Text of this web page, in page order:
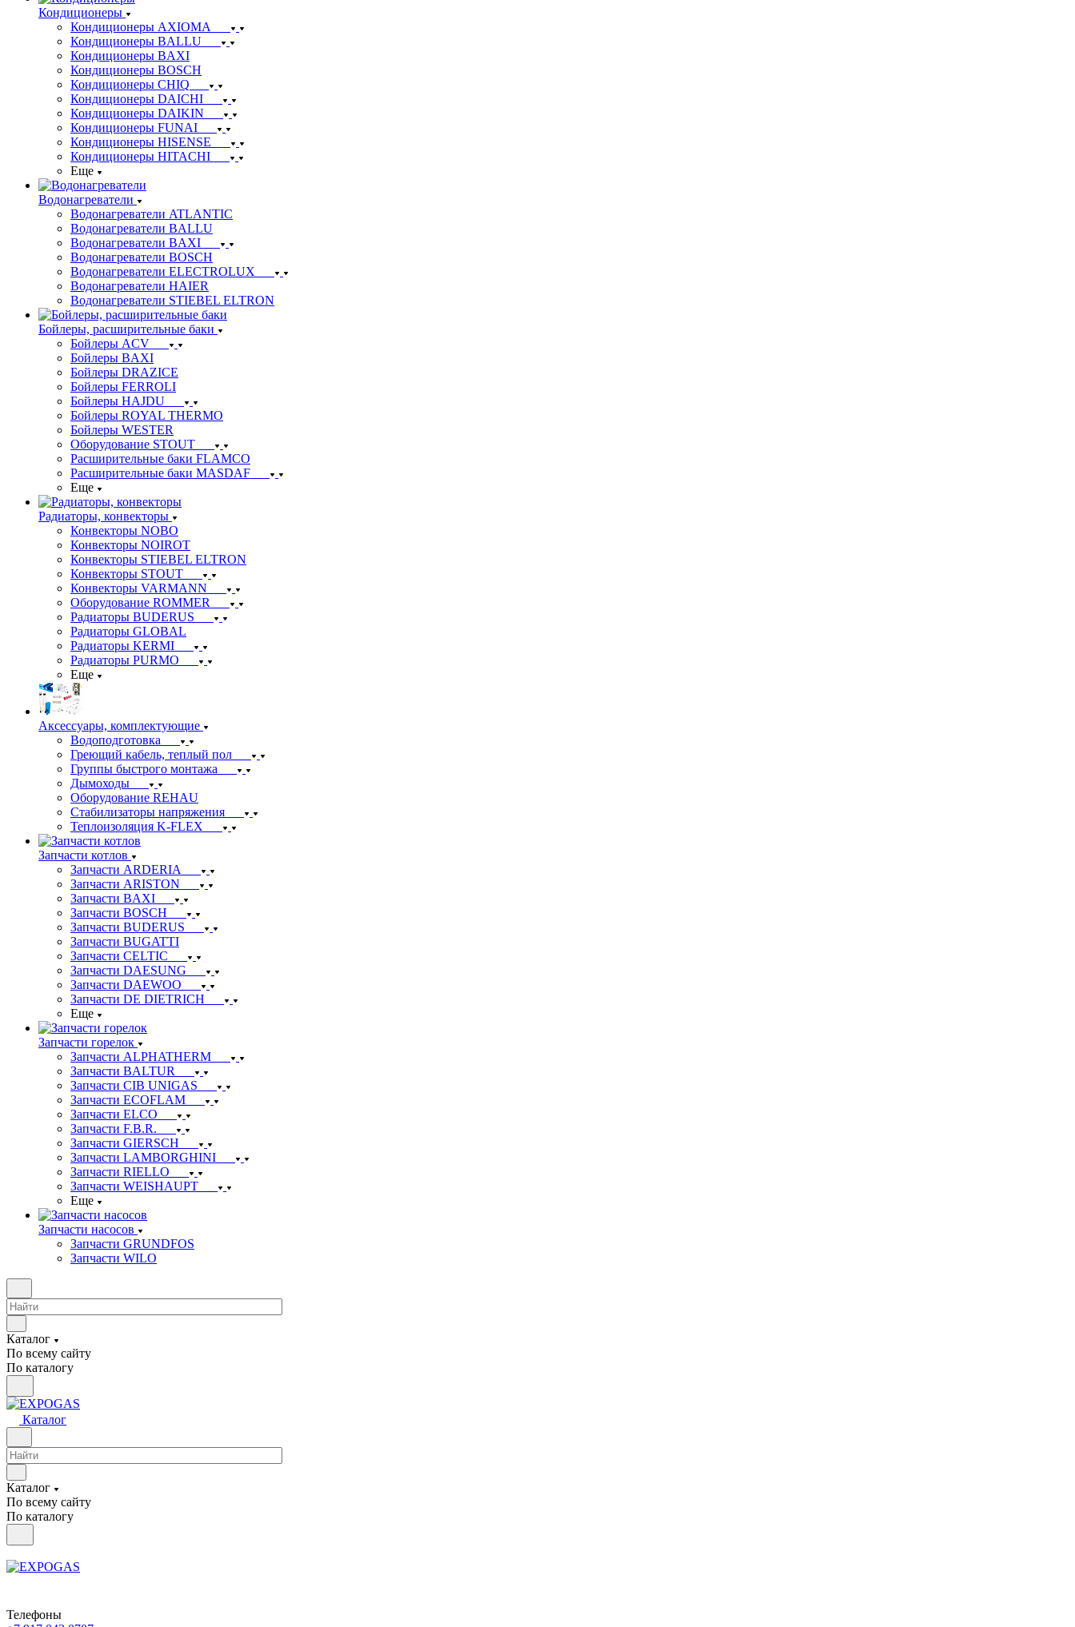
Кондиционеры
Кондиционеры AXIOMA
Кондиционеры BALLU
Кондиционеры BAXI
Кондиционеры BOSCH
Кондиционеры CHIQ
Кондиционеры DAICHI
Кондиционеры DAIKIN
Кондиционеры FUNAI
Кондиционеры HISENSE
Кондиционеры HITACHI
Еще
Водонагреватели
Водонагреватели ATLANTIC
Водонагреватели BALLU
Водонагреватели BAXI
Водонагреватели BOSCH
Водонагреватели ELECTROLUX
Водонагреватели HAIER
Водонагреватели STIEBEL ELTRON
Бойлеры, расширительные баки
Бойлеры ACV
Бойлеры BAXI
Бойлеры DRAZICE
Бойлеры FERROLI
Бойлеры HAJDU
Бойлеры ROYAL THERMO
Бойлеры WESTER
Оборудование STOUT
Расширительные баки FLAMCO
Расширительные баки MASDAF
Еще
Радиаторы, конвекторы
Конвекторы NOBO
Конвекторы NOIROT
Конвекторы STIEBEL ELTRON
Конвекторы STOUT
Конвекторы VARMANN
Оборудование ROMMER
Радиаторы BUDERUS
Радиаторы GLOBAL
Радиаторы KERMI
Радиаторы PURMO
Еще
Аксессуары, комплектующие
Водоподготовка
Греющий кабель, теплый пол
Группы быстрого монтажа
Дымоходы
Оборудование REHAU
Стабилизаторы напряжения
Теплоизоляция K-FLEX
Запчасти котлов
Запчасти ARDERIA
Запчасти ARISTON
Запчасти BAXI
Запчасти BOSCH
Запчасти BUDERUS
Запчасти BUGATTI
Запчасти CELTIC
Запчасти DAESUNG
Запчасти DAEWOO
Запчасти DE DIETRICH
Еще
Запчасти горелок
Запчасти ALPHATHERM
Запчасти BALTUR
Запчасти CIB UNIGAS
Запчасти ECOFLAM
Запчасти ELCO
Запчасти F.B.R.
Запчасти GIERSCH
Запчасти LAMBORGHINI
Запчасти RIELLO
Запчасти WEISHAUPT
Еще
Запчасти насосов
Запчасти GRUNDFOS
Запчасти WILO
Каталог
По всему сайту
По каталогу
Каталог
Каталог
По всему сайту
По каталогу
Телефоны